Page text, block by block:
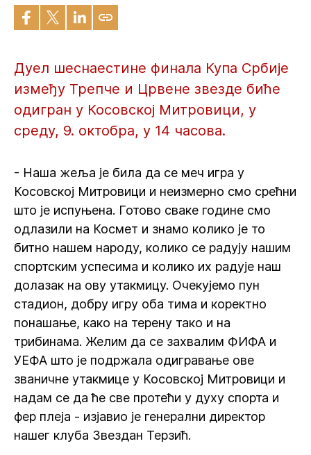
Дуел шеснаестине финала Купа Србије
између Трепче и Црвене звезде биће
одигран у Косовској Митровици, у
среду, 9. октобра, у 14 часова.
- Наша жеља је била да се меч игра у
Косовској Митровици и неизмерно смо срећни
што је испуњена. Готово сваке године смо
одлазили на Космет и знамо колико је то
битно нашем народу, колико се радују нашим
спортским успесима и колико их радује наш
долазак на ову утакмицу. Очекујемо пун
стадион, добру игру оба тима и коректно
понашање, како на терену тако и на
трибинама. Желим да се захвалим ФИФА и
УЕФА што је подржала одигравање ове
званичне утакмице у Косовској Митровици и
надам се да ће све протећи у духу спорта и
фер плеја - изјавио је генерални директор
нашег клуба Звездан Терзић.